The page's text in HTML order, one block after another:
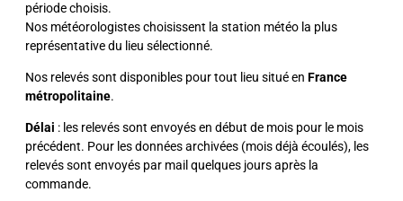
période choisis.
Nos météorologistes choisissent la station météo la plus
représentative du lieu sélectionné.
Nos relevés sont disponibles pour tout lieu situé en France
métropolitaine.
Délai : les relevés sont envoyés en début de mois pour le mois
précédent. Pour les données archivées (mois déjà écoulés), les
relevés sont envoyés par mail quelques jours après la
commande.